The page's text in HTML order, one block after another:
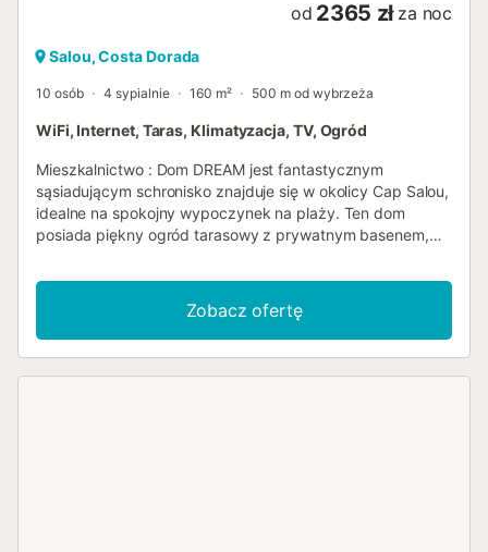
od 2365 zł za noc
Salou, Costa Dorada
10 osób 4 sypialnie 160 m² 500 m od wybrzeża
WiFi, Internet, Taras, Klimatyzacja, TV, Ogród
Mieszkalnictwo : Dom DREAM jest fantastycznym
sąsiadującym schronisko znajduje się w okolicy Cap Salou,
idealne na spokojny wypoczynek na plaży. Ten dom
posiada piękny ogród tarasowy z prywatnym basenem,
Nie jest dostępny od 1 listopada do 30 kwietnia. Sprawdź
dostępność. Dom jest rozmieszczony na dwóch piętrach i
posiada cztery sypialnie, dwie łazienki i łazienkę. Główna
sypialnia, z okrągłym łóżkiem, posiada łazienkę z wanną i
Zobacz ofertę